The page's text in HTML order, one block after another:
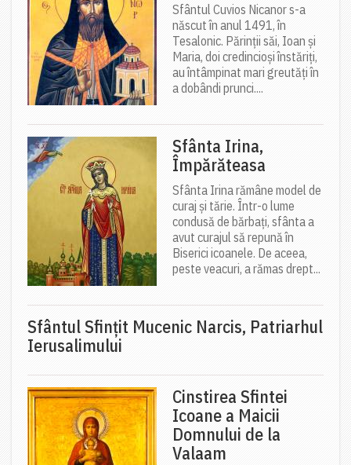
Sfântul Cuvios Nicanor s-a
născut în anul 1491, în
Tesalonic. Părinții săi, Ioan și
Maria, doi credincioși înstăriți,
au întâmpinat mari greutăți în
a dobândi prunci....
Sfânta Irina,
Împărăteasa
Sfânta Irina rămâne model de
curaj și tărie. Într-o lume
condusă de bărbați, sfânta a
avut curajul să repună în
Biserici icoanele. De aceea,
peste veacuri, a rămas drept...
Sfântul Sfinţit Mucenic Narcis, Patriarhul
Ierusalimului
Cinstirea Sfintei
Icoane a Maicii
Domnului de la
Valaam